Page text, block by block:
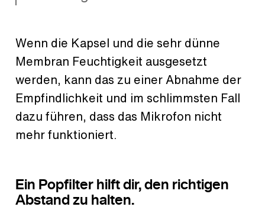
Wenn die Kapsel und die sehr dünne
Membran Feuchtigkeit ausgesetzt
werden, kann das zu einer Abnahme der
Empfindlichkeit und im schlimmsten Fall
dazu führen, dass das Mikrofon nicht
mehr funktioniert.
Ein Popfilter hilft dir, den richtigen
Abstand zu halten.